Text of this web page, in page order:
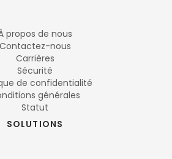
propos de nous
Contactez-nous
Carrières
Sécurité
de confidentialité
générales
Statut
SOLUTIONS